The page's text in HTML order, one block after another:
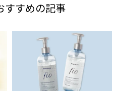
すすめの記事